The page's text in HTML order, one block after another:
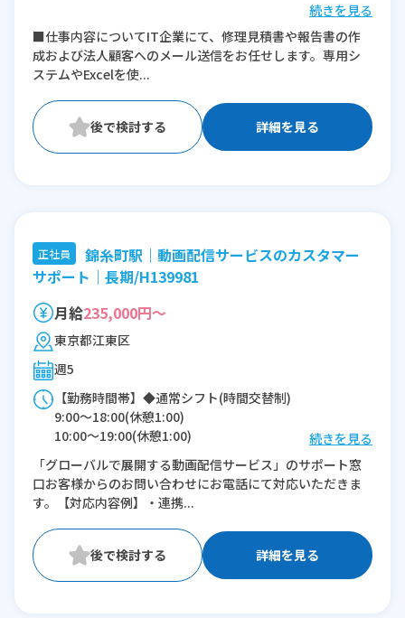
※残業：5〜10時間程度/月
続きを見る
■仕事内容についてIT企業にて、修理見積書や報告書の作
成および法人顧客へのメール送信をお任せします。専用シ
ステムやExcelを使...
詳細を見る
正社員
錦糸町駅｜動画配信サービスのカスタマー
サポート｜長期/H139981
月給235,000円～
東京都江東区
週5
【勤務時間帯】◆通常シフト(時間交替制)
9:00〜18:00(休憩1:00)
10:00〜19:00(休憩1:00)
11:00〜20:00(休憩1:00)
12:00〜21:00(休憩1:00)
※残業：0〜10時間程度/月
続きを見る
「グローバルで展開する動画配信サービス」のサポート窓
口お客様からのお問い合わせにお電話にて対応いただきま
す。【対応内容例】・連携...
詳細を見る